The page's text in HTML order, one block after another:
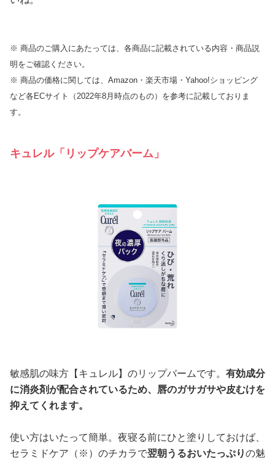
※ 商品のご購入にあたっては、各商品に記載されている内容・商品説
明をご確認ください。
※ 商品の価格に関しては、Amazon・楽天市場・Yahoo!ショッピング
など各ECサイト（2022年8月時点のもの）を参考に記載しておりま
す。
キュレル「リップケアバーム」
敏感肌の味方【キュレル】のリップバームです。 有効成分
に消炎剤が配合されているため、唇のガサガサや皮むけを
抑えてくれます。
使い方はいたって簡単。夜寝る前にひと塗りしておけば、
セラミドケア（※）のチカラで翌朝うるおいたっぷりの魅